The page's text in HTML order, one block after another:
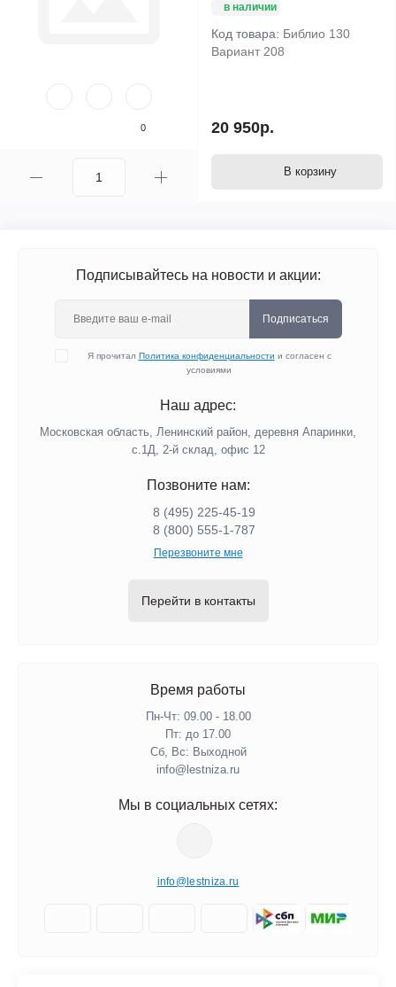
0
в наличии
Код товара: Библио 130
Вариант 208
20 950р.
В корзину
Подписывайтесь на новости и акции:
Подписаться
Я прочитал Политика конфиденциальности и согласен с
условиями
Наш адрес:
Московская область, Ленинский район, деревня Апаринки,
с.1Д, 2-й склад, офис 12
Позвоните нам:
8 (495) 225-45-19
8 (800) 555-1-787
Перезвоните мне
Перейти в контакты
Время работы
Пн-Чт: 09.00 - 18.00
Пт: до 17.00
Сб, Вс: Выходной
info@lestniza.ru
Мы в социальных сетях:
info@lestniza.ru